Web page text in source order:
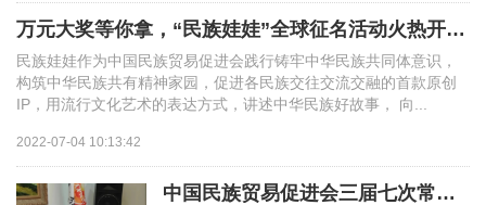
万元大奖等你拿，“民族娃娃”全球征名活动火热开启！
民族娃娃作为中国民族贸易促进会践行铸牢中华民族共同体意识，
构筑中华民族共有精神家园，促进各民族交往交流交融的首款原创
IP，用流行文化艺术的表达方式，讲述中华民族好故事， 向...
2022-07-04 10:13:42
中国民族贸易促进会三届七次常务理事会在京召开